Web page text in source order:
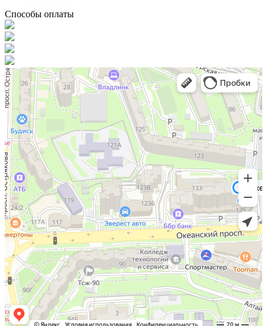
Способы оплаты